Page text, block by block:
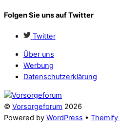
Folgen Sie uns auf Twitter
Twitter
Über uns
Werbung
Datenschutzerklärung
© Vorsorgeforum 2026
Powered by WordPress • Themify